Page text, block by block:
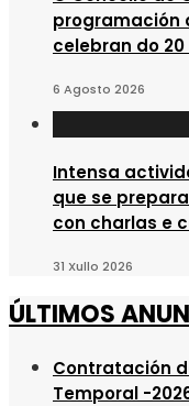
programación
celebran do
6 Agosto 2026
Intensa
que se
con charlas e
31 Xullo 2026
ÚLTIMOS
Contratación
Temporal -